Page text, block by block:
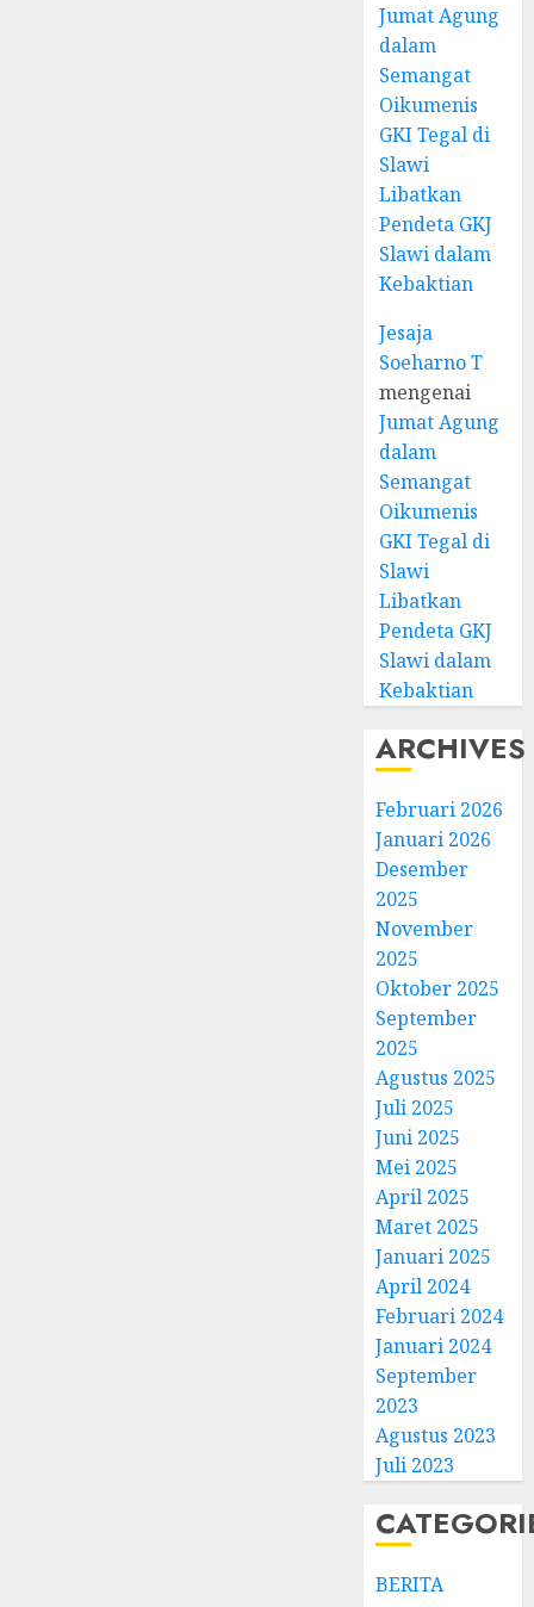
Jumat Agung
dalam
Semangat
Oikumenis
GKI Tegal di
Slawi
Libatkan
Pendeta GKJ
Slawi dalam
Kebaktian
Jesaja
Soeharno T
mengenai
Jumat Agung
dalam
Semangat
Oikumenis
GKI Tegal di
Slawi
Libatkan
Pendeta GKJ
Slawi dalam
Kebaktian
ARCHIVES
Februari 2026
Januari 2026
Desember
2025
November
2025
Oktober 2025
September
2025
Agustus 2025
Juli 2025
Juni 2025
Mei 2025
April 2025
Maret 2025
Januari 2025
April 2024
Februari 2024
Januari 2024
September
2023
Agustus 2023
Juli 2023
BERITA
3
Natal
BKSG
Tegal
di
11, 2026
4
Samuel
Adi
dan